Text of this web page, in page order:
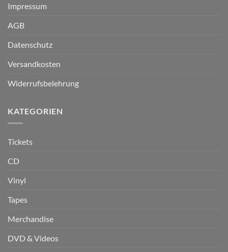
Impressum
AGB
Datenschutz
Versandkosten
Widerrufsbelehrung
KATEGORIEN
Tickets
CD
Vinyl
Tapes
Merchandise
DVD & Videos